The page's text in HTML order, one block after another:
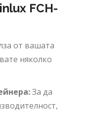
FCH-
от вашата
няколко
За да